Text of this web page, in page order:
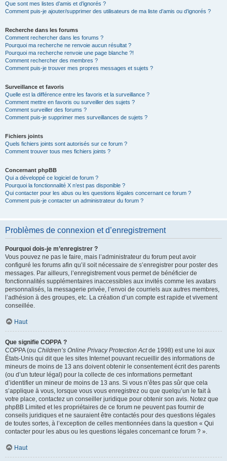
Que sont mes listes d’amis et d’ignorés ?
Comment puis-je ajouter/supprimer des utilisateurs de ma liste d’amis ou d’ignorés ?
Recherche dans les forums
Comment rechercher dans les forums ?
Pourquoi ma recherche ne renvoie aucun résultat ?
Pourquoi ma recherche renvoie une page blanche ?!
Comment rechercher des membres ?
Comment puis-je trouver mes propres messages et sujets ?
Surveillance et favoris
Quelle est la différence entre les favoris et la surveillance ?
Comment mettre en favoris ou surveiller des sujets ?
Comment surveiller des forums ?
Comment puis-je supprimer mes surveillances de sujets ?
Fichiers joints
Quels fichiers joints sont autorisés sur ce forum ?
Comment trouver tous mes fichiers joints ?
Concernant phpBB
Qui a développé ce logiciel de forum ?
Pourquoi la fonctionnalité X n’est pas disponible ?
Qui contacter pour les abus ou les questions légales concernant ce forum ?
Comment puis-je contacter un administrateur du forum ?
Problèmes de connexion et d’enregistrement
Pourquoi dois-je m’enregistrer ?
Vous pouvez ne pas le faire, mais l’administrateur du forum peut avoir
configuré les forums afin qu’il soit nécessaire de s’enregistrer pour poster des
messages. Par ailleurs, l’enregistrement vous permet de bénéficier de
fonctionnalités supplémentaires inaccessibles aux invités comme les avatars
personnalisés, la messagerie privée, l’envoi de courriels aux autres membres,
l’adhésion à des groupes, etc. La création d’un compte est rapide et vivement
conseillée.
Haut
Que signifie COPPA ?
COPPA (ou Children’s Online Privacy Protection Actde 1998) est une loi aux
États-Unis qui dit que les sites Internet pouvant recueillir des informations de
mineurs de moins de 13 ans doivent obtenir le consentement écrit des parents
(ou d’un tuteur légal) pour la collecte de ces informations permettant
d’identifier un mineur de moins de 13 ans. Si vous n’êtes pas sûr que cela
s’applique à vous, lorsque vous vous enregistrez ou que quelqu’un le fait à
votre place, contactez un conseiller juridique pour obtenir son avis. Notez que
phpBB Limited et les propriétaires de ce forum ne peuvent pas fournir de
conseils juridiques et ne sauraient être contactés pour des questions légales
de toutes sortes, à l’exception de celles mentionnées dans la question « Qui
contacter pour les abus ou les questions légales concernant ce forum ? ».
Haut